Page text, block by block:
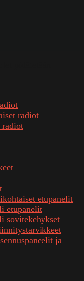
radiot
radiot
etupanelit
etupanelit
sovitekehykset
ja